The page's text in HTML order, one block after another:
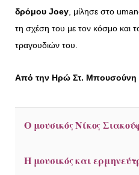
δρόμου Joey, μίλησε στο
τη σχέση του με τον κόσμο και
τραγουδιών του.
Από την Ηρώ Στ. Μπουσούνη
Ο μουσικός Νίκος
Η μουσικός και